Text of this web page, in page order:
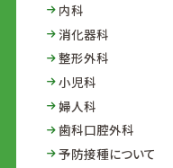
内科
消化器科
整形外科
小児科
婦人科
歯科口腔外科
予防接種について